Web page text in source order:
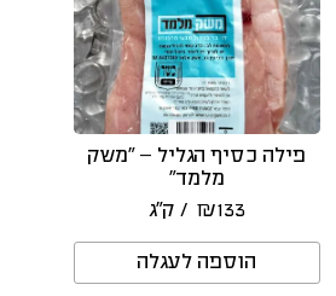
פילה כסיף הגליל – “משק
מלמד”
₪133 / ק״ג
הוספה לעגלה